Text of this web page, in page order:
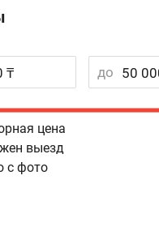
до
цена
выезд
с фото